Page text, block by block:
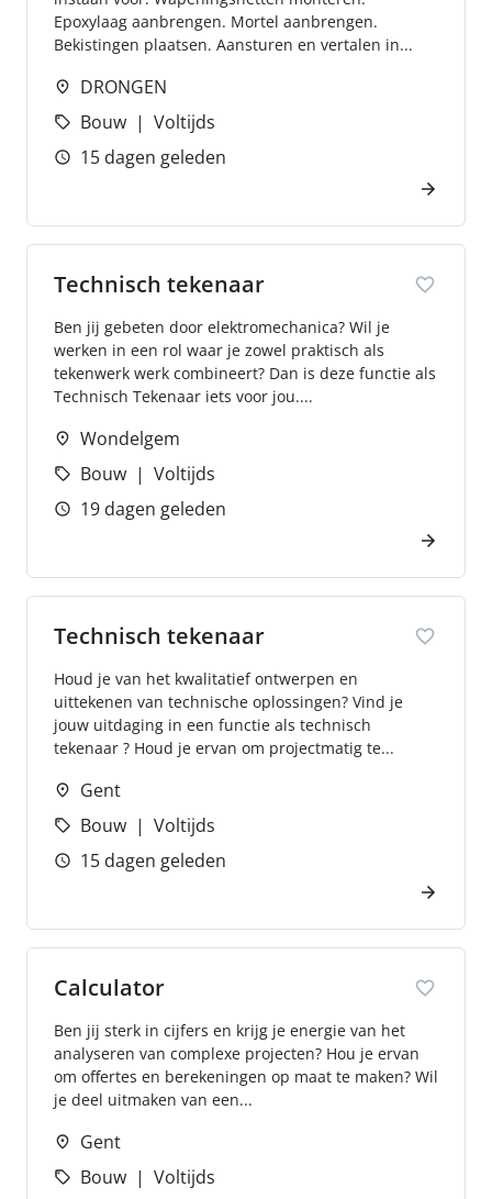
Epoxylaag aanbrengen. Mortel aanbrengen.
Bekistingen plaatsen. Aansturen en vertalen in...
DRONGEN
Bouw
Voltijds
15 dagen geleden
Technisch tekenaar
Ben jij gebeten door elektromechanica? Wil je
werken in een rol waar je zowel praktisch als
tekenwerk werk combineert? Dan is deze functie als
Technisch Tekenaar iets voor jou....
Wondelgem
Bouw
Voltijds
19 dagen geleden
Technisch tekenaar
Houd je van het kwalitatief ontwerpen en
uittekenen van technische oplossingen? Vind je
jouw uitdaging in een functie als technisch
tekenaar ? Houd je ervan om projectmatig te...
Gent
Bouw
Voltijds
15 dagen geleden
Calculator
Ben jij sterk in cijfers en krijg je energie van het
analyseren van complexe projecten? Hou je ervan
om offertes en berekeningen op maat te maken? Wil
je deel uitmaken van een...
Gent
Bouw
Voltijds